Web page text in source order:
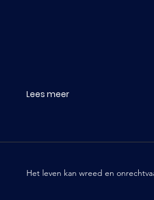
Lees meer
Het leven kan wreed en